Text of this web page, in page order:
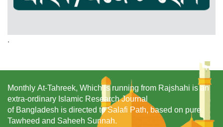
.
Monthly At-Tahreek, Which is running from Rajshahi is an
extra-ordinary Islamic Research Journal
of Bangladesh is directed to Salafi Path, based on pure
Tawheed and Saheeh Sunnah.